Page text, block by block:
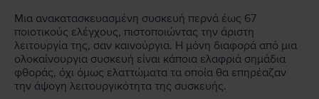
Μια ανακατασκευασμένη συσκευή περνά έως 67
ποιοτικούς ελέγχους, πιστοποιώντας την άριστη
λειτουργία της, σαν καινούργια. Η μόνη διαφορά από μια
ολοκαίνουργια συσκευή είναι κάποια ελαφριά σημάδια
φθοράς, όχι όμως ελαττώματα τα οποία θα επηρέαζαν
την άψογη λειτουργικότητα της συσκευής.